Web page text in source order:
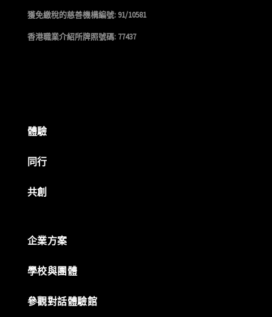
獲免繳稅的慈善機構編號: 91/10581
香港職業介紹所牌照號碼: 77437
體驗
同行
共創
企業方案
學校與團體
參觀對話體驗館